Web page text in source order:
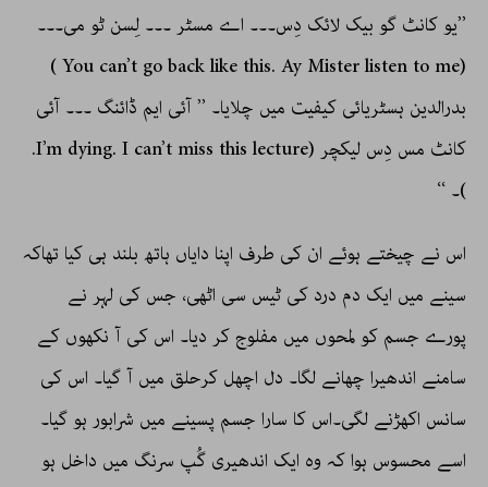
’’یو کانٹ گو بیک لائک دِس۔۔۔ اے مسٹر ۔۔۔ لِسن ٹو می۔۔۔
(You can’t go back like this. Ay Mister listen to me )
بدرالدین ہسٹریائی کیفیت میں چلایا۔ ’’ آئی ایم ڈائنگ ۔۔۔ آئی
کانٹ مس دِس لیکچر (I’m dying. I can’t miss this lecture.
)۔ ‘‘
اس نے چیختے ہوئے ان کی طرف اپنا دایاں ہاتھ بلند ہی کیا تھاکہ
سینے میں ایک دم درد کی ٹیس سی اٹھی، جس کی لہر نے
پورے جسم کو لمحوں میں مفلوج کر دیا۔ اس کی آ نکھوں کے
سامنے اندھیرا چھانے لگا۔ دل اچھل کرحلق میں آ گیا۔ اس کی
سانس اکھڑنے لگی۔اس کا سارا جسم پسینے میں شرابور ہو گیا۔
اسے محسوس ہوا کہ وہ ایک اندھیری گُپ سرنگ میں داخل ہو